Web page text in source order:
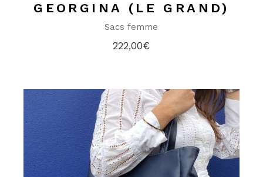
GEORGINA (LE GRAND)
Sacs femme
222,00€